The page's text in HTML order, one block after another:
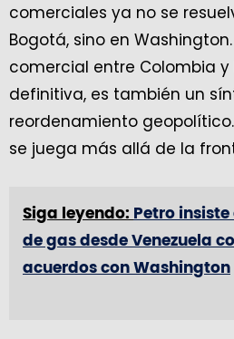
comerciales ya no se
Bogotá, sino en
comercial entre Colombia y
definitiva, es también un
reordenamiento
se juega más allá de la
Siga leyendo: Petro
de gas desde Venezuela
acuerdos con Washington